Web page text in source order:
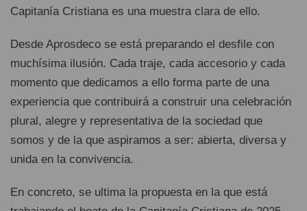
Capitanía Cristiana es una muestra clara de ello.
Desde Aprosdeco se está preparando el desfile con
muchísima ilusión. Cada traje, cada accesorio y cada
momento que dedicamos a ello forma parte de una
experiencia que contribuirá a construir una celebración
plural, alegre y representativa de la sociedad que
somos y de la que aspiramos a ser: abierta, diversa y
unida en la convivencia.
En concreto, se ultima la propuesta en la que está